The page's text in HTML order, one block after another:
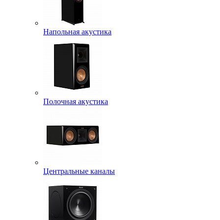
Напольная акустика
Полочная акустика
Центральные каналы